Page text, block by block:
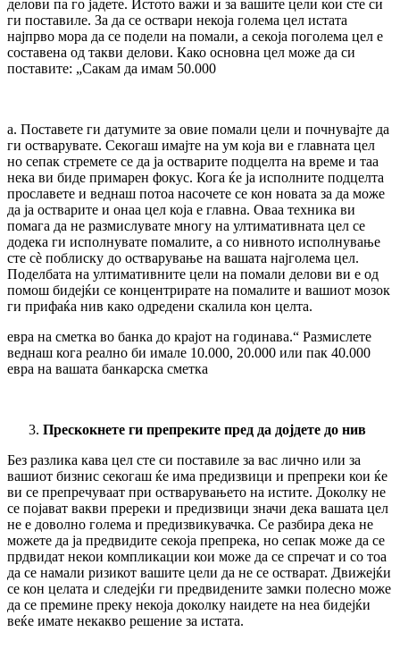
делови па го јадете. Истото важи и за вашите цели кои сте си
ги поставиле. За да се оствари некоја голема цел истата
најпрво мора да се подели на помали, а секоја поголема цел е
составена од такви делови. Како основна цел може да си
поставите: „Сакам да имам 50.000
а. Поставете ги датумите за овие помали цели и почнувајте да
ги остварувате. Секогаш имајте на ум која ви е главната цел
но сепак стремете се да ја остварите подцелта на време и таа
нека ви биде примарен фокус. Кога ќе ја исполните подцелта
прославете и веднаш потоа насочете се кон новата за да може
да ја остварите и онаа цел која е главна. Оваа техника ви
помага да не размислувате многу на ултимативната цел се
додека ги исполнувате помалите, а со нивното исполнување
сте сè поблиску до остварување на вашата најголема цел.
Поделбата на ултимативните цели на помали делови ви е од
помош бидејќи се концентрирате на помалите и вашиот мозок
ги прифаќа нив како одредени скалила кон целта.
евра на сметка во банка до крајот на годинава.“ Размислете
веднаш кога реално би имале 10.000, 20.000 или пак 40.000
евра на вашата банкарска сметкa
Прескокнете ги препреките пред да дојдете до нив
Без разлика кава цел сте си поставиле за вас лично или за
вашиот бизнис секогаш ќе има предизвици и препреки кои ќе
ви се препречуваат при остварувањето на истите. Доколку не
се појават вакви пререки и предизвици значи дека вашата цел
не е доволно голема и предизвикувачка. Се разбира дека не
можете да ја предвидите секоја препрека, но сепак може да се
прдвидат некои компликации кои може да се спречат и со тоа
да се намали ризикот вашите цели да не се остварат. Движејќи
се кон целата и следејќи ги предвидените замки полесно може
да се премине преку некоја доколку наидете на неа бидејќи
веќе имате некакво решение за истата.